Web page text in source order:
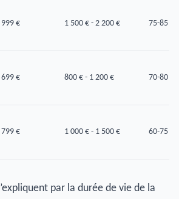
999 € 1 500 € - 2 200 € 75-85 %
699 € 800 € - 1 200 € 70-80 %
€ 1 000 € - 1 500 € 60-75 %
par la durée de vie de la